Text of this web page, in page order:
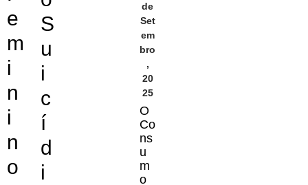
e
m
i
n
i
n
o
S
u
i
c
í
d
i
de
Set
em
bro
,
20
25
O
Co
ns
u
m
o